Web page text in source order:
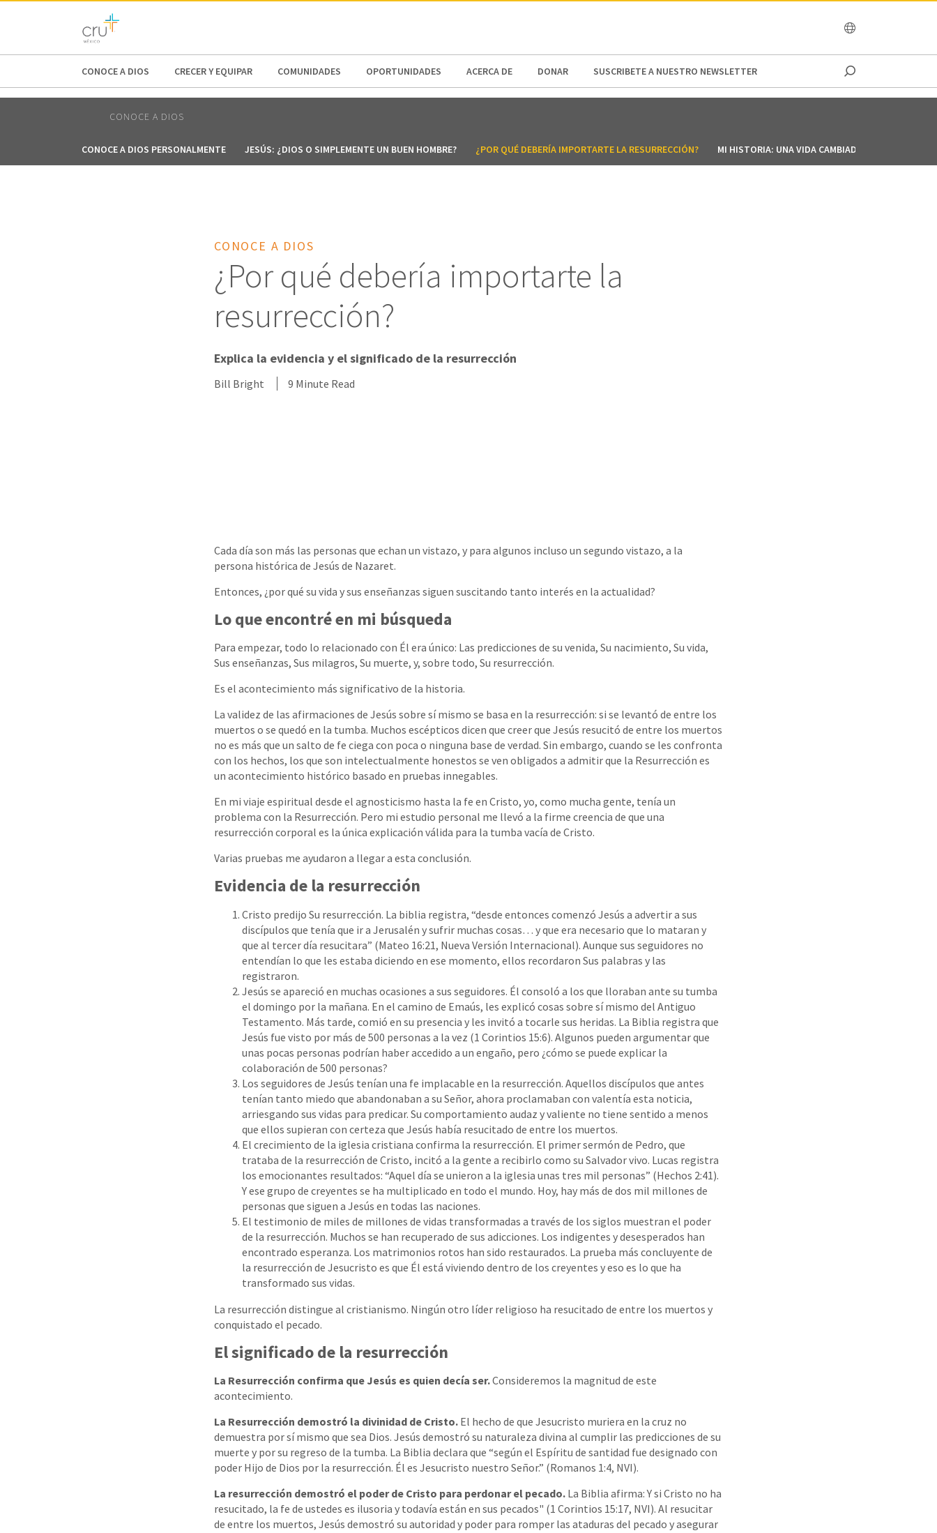
AFRICA
CONOCE A DIOS CRECER Y EQUIPAR COMUNIDADES OPORTUNIDADES ACERCA DE DONAR SUSCRIBETE A NUESTRO NEWSLETTER
CONOCE A DIOS
CONOCE A DIOS PERSONALMENTE JESÚS: ¿DIOS O SIMPLEMENTE UN BUEN HOMBRE? ¿POR QUÉ DEBERÍA IMPORTARTE LA RESURRECCIÓN? MI HISTORIA: UNA VIDA CAMBIADA
CONOCE A DIOS
¿Por qué debería importarte la
resurrección?
Explica la evidencia y el significado de la resurrección
Bill Bright 9 Minute Read
Cada día son más las personas que echan un vistazo, y para algunos incluso un segundo vistazo, a la
persona histórica de Jesús de Nazaret.
Entonces, ¿por qué su vida y sus enseñanzas siguen suscitando tanto interés en la actualidad?
Lo que encontré en mi búsqueda
Para empezar, todo lo relacionado con Él era único: Las predicciones de su venida, Su nacimiento, Su vida,
Sus enseñanzas, Sus milagros, Su muerte, y, sobre todo, Su resurrección.
Es el acontecimiento más significativo de la historia.
La validez de las afirmaciones de Jesús sobre sí mismo se basa en la resurrección: si se levantó de entre los
muertos o se quedó en la tumba. Muchos escépticos dicen que creer que Jesús resucitó de entre los muertos
no es más que un salto de fe ciega con poca o ninguna base de verdad. Sin embargo, cuando se les confronta
con los hechos, los que son intelectualmente honestos se ven obligados a admitir que la Resurrección es
un acontecimiento histórico basado en pruebas innegables.
En mi viaje espiritual desde el agnosticismo hasta la fe en Cristo, yo, como mucha gente, tenía un
problema con la Resurrección. Pero mi estudio personal me llevó a la firme creencia de que una
resurrección corporal es la única explicación válida para la tumba vacía de Cristo.
Varias pruebas me ayudaron a llegar a esta conclusión.
Evidencia de la resurrección
Cristo predijo Su resurrección. La biblia registra, “desde entonces comenzó Jesús a advertir a sus
discípulos que tenía que ir a Jerusalén y sufrir muchas cosas… y que era necesario que lo mataran y
que al tercer día resucitara” (Mateo 16:21, Nueva Versión Internacional). Aunque sus seguidores no
entendían lo que les estaba diciendo en ese momento, ellos recordaron Sus palabras y las
registraron.
Jesús se apareció en muchas ocasiones a sus seguidores. Él consoló a los que lloraban ante su tumba
el domingo por la mañana. En el camino de Emaús, les explicó cosas sobre sí mismo del Antiguo
Testamento. Más tarde, comió en su presencia y les invitó a tocarle sus heridas. La Biblia registra que
Jesús fue visto por más de 500 personas a la vez (1 Corintios 15:6). Algunos pueden argumentar que
unas pocas personas podrían haber accedido a un engaño, pero ¿cómo se puede explicar la
colaboración de 500 personas?
Los seguidores de Jesús tenían una fe implacable en la resurrección. Aquellos discípulos que antes
tenían tanto miedo que abandonaban a su Señor, ahora proclamaban con valentía esta noticia,
arriesgando sus vidas para predicar. Su comportamiento audaz y valiente no tiene sentido a menos
que ellos supieran con certeza que Jesús había resucitado de entre los muertos.
El crecimiento de la iglesia cristiana confirma la resurrección. El primer sermón de Pedro, que
trataba de la resurrección de Cristo, incitó a la gente a recibirlo como su Salvador vivo. Lucas registra
los emocionantes resultados: “Aquel día se unieron a la iglesia unas tres mil personas” (Hechos 2:41).
Y ese grupo de creyentes se ha multiplicado en todo el mundo. Hoy, hay más de dos mil millones de
personas que siguen a Jesús en todas las naciones.
El testimonio de miles de millones de vidas transformadas a través de los siglos muestran el poder
de la resurrección. Muchos se han recuperado de sus adicciones. Los indigentes y desesperados han
encontrado esperanza. Los matrimonios rotos han sido restaurados. La prueba más concluyente de
la resurrección de Jesucristo es que Él está viviendo dentro de los creyentes y eso es lo que ha
transformado sus vidas.
La resurrección distingue al cristianismo. Ningún otro líder religioso ha resucitado de entre los muertos y
conquistado el pecado.
El significado de la resurrección
La Resurrección confirma que Jesús es quien decía ser.Consideremos la magnitud de este
acontecimiento.
La Resurrección demostró la divinidad de Cristo. El hecho de que Jesucristo muriera en la cruz no
demuestra por sí mismo que sea Dios. Jesús demostró su naturaleza divina al cumplir las predicciones de su
muerte y por su regreso de la tumba. La Biblia declara que “según el Espíritu de santidad fue designado con
poder Hijo de Dios por la resurrección. Él es Jesucristo nuestro Señor.” (Romanos 1:4, NVI).
La resurrección demostró el poder de Cristo para perdonar el pecado. La Biblia afirma: Y si Cristo no ha
resucitado, la fe de ustedes es ilusoria y todavía están en sus pecados" (1 Corintios 15:17, NVI). Al resucitar
de entre los muertos, Jesús demostró su autoridad y poder para romper las ataduras del pecado y asegurar